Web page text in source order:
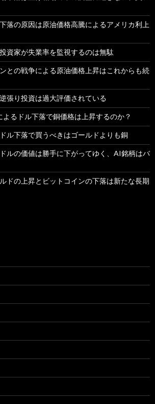
落の原因は原油価格高騰によるアメリカ利上
資家が失業率を監視するのは無駄
との戦争による原油価格上昇はこれからも続
張り投資は過大評価されている
るドル下落で銅価格は上昇するのか？
ル下落で買うべきはゴールドよりも銅
ルの価値は勝手に下がってゆく、AI銘柄はバ
ドの上昇とビットコインの下落は新たな長期